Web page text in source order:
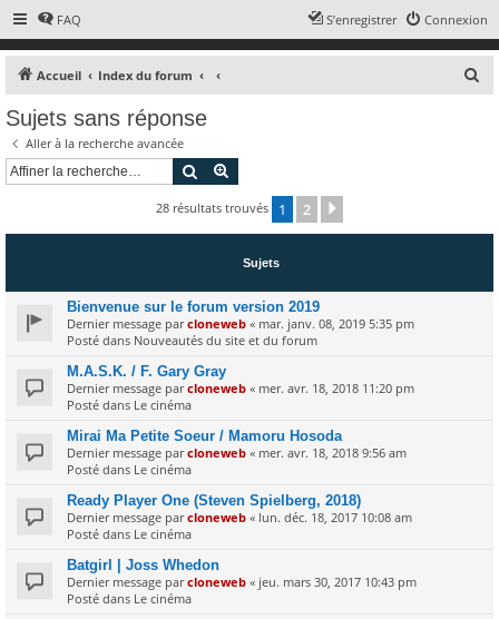
FAQ Connexion
S’enregistrer
Accueil Index du forum
c
e
Sujets sans réponse
Aller à la recherche avancée
Rechercher
28 résultats trouvés 1 2
Sujets
Bienvenue sur le forum version 2019
Dernier message parcloneweb « mar. janv. 08, 2019 5:35 pm
Posté dans Nouveautés du site et du forum
M.A.S.K. / F. Gary Gray
Dernier message parcloneweb « mer. avr. 18, 2018 11:20 pm
Posté dans Le cinéma
Mirai Ma Petite Soeur / Mamoru Hosoda
Dernier message parcloneweb « mer. avr. 18, 2018 9:56 am
Posté dans Le cinéma
Ready Player One (Steven Spielberg, 2018)
Dernier message parcloneweb « lun. déc. 18, 2017 10:08 am
Posté dans Le cinéma
Batgirl | Joss Whedon
Dernier message parcloneweb « jeu. mars 30, 2017 10:43 pm
Posté dans Le cinéma